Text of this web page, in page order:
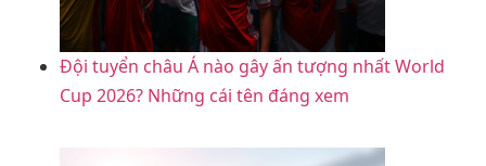
Đội tuyển châu Á nào gây ấn tượng nhất World
Cup 2026? Những cái tên đáng xem